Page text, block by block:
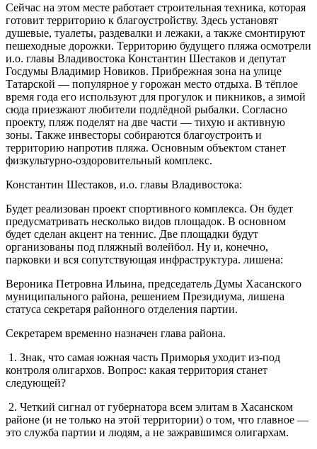
Сейчас на этом месте работает строительная техника, которая
готовит территорию к благоустройству. Здесь установят
душевые, туалеты, раздевалки и лежаки, а также смонтируют
пешеходные дорожки. Территорию будущего пляжа осмотрели
и.о. главы Владивостока Константин Шестаков и депутат
Госдумы Владимир Новиков. Прибрежная зона на улице
Татарской — популярное у горожан место отдыха. В тёплое
время года его используют для прогулок и пикников, а зимой
сюда приезжают любители подлёдной рыбалки. Согласно
проекту, пляж поделят на две части — тихую и активную
зоны. Также инвесторы собираются благоустроить и
территорию напротив пляжа. Основным объектом станет
физкультурно-оздоровительный комплекс.
Константин Шестаков, и.о. главы Владивостока:
Будет реализован проект спортивного комплекса. Он будет
предусматривать несколько видов площадок. В основном
будет сделан акцент на теннис. Две площадки будут
организованы под пляжный волейбол. Ну и, конечно,
парковки и вся сопутствующая инфраструктура. лишена:
Вероника Петровна Ильина, председатель Думы Хасанского
муниципального района, решением Президиума, лишена
статуса секретаря районного отделения партии.
Секретарем временно назначен глава района.
1. Знак, что самая южная часть Приморья уходит из-под
контроля олигархов. Вопрос: какая территория станет
следующей?
2. Четкий сигнал от губернатора всем элитам в Хасанском
районе (и не только на этой территории) о том, что главное —
это служба партии и людям, а не зажравшимся олигархам.